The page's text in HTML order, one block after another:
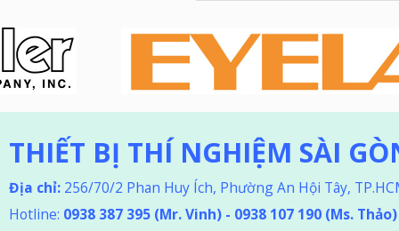
THIẾT BỊ THÍ NGHIỆM SÀI
Địa chỉ: 256/70/2 Phan Huy Ích, Phường An Hội Tây,
Hotline: 0938 387 395 (Mr. Vinh) - 0938 107 190 (Ms. Thảo)